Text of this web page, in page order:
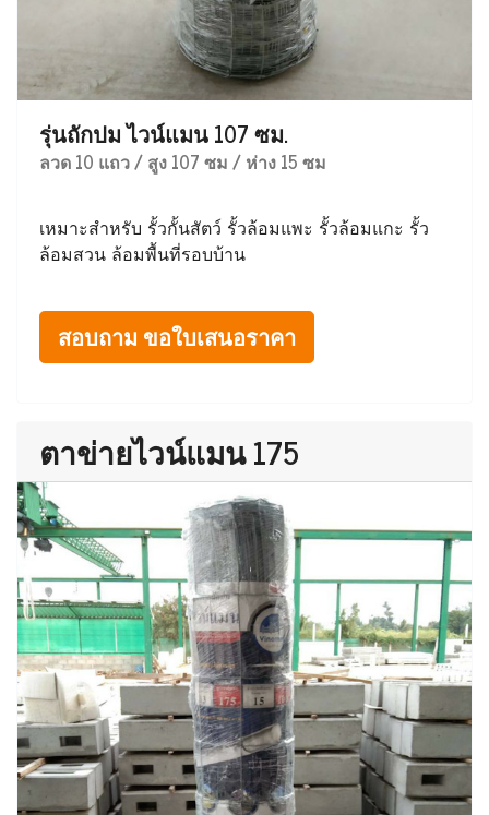
รุ่นถักปม ไวน์แมน 107 ซม.
ลวด 10 แถว / สูง 107 ซม / ห่าง 15 ซม
เหมาะสำหรับ รั้วกั้นสัตว์ รั้วล้อมแพะ รั้วล้อมแกะ รั้ว
ล้อมสวน ล้อมพื้นที่รอบบ้าน
สอบถาม ขอใบเสนอราคา
ตาข่ายไวน์แมน 175